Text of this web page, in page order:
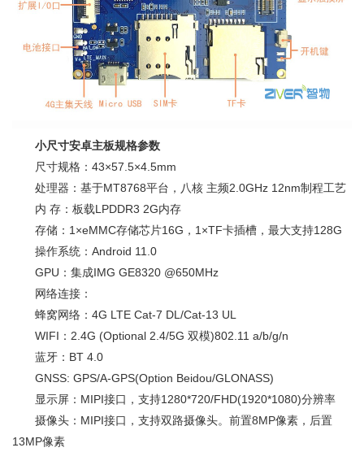
小尺寸安卓主板规格参数
尺寸规格：43×57.5×4.5mm
处理器：基于MT8768平台，八核 主频2.0GHz 12nm制程工艺
内 存：板载LPDDR3 2G内存
存储：1×eMMC存储芯片16G，1×TF卡插槽，最大支持128G
操作系统：Android 11.0
GPU：集成IMG GE8320 @650MHz
网络连接：
蜂窝网络：4G LTE Cat-7 DL/Cat-13 UL
WIFI：2.4G (Optional 2.4/5G 双模)802.11 a/b/g/n
蓝牙：BT 4.0
GNSS: GPS/A-GPS(Option Beidou/GLONASS)
显示屏：MIPI接口，支持1280*720/FHD(1920*1080)分辨率
摄像头：MIPI接口，支持双路摄像头。前置8MP像素，后置
13MP像素